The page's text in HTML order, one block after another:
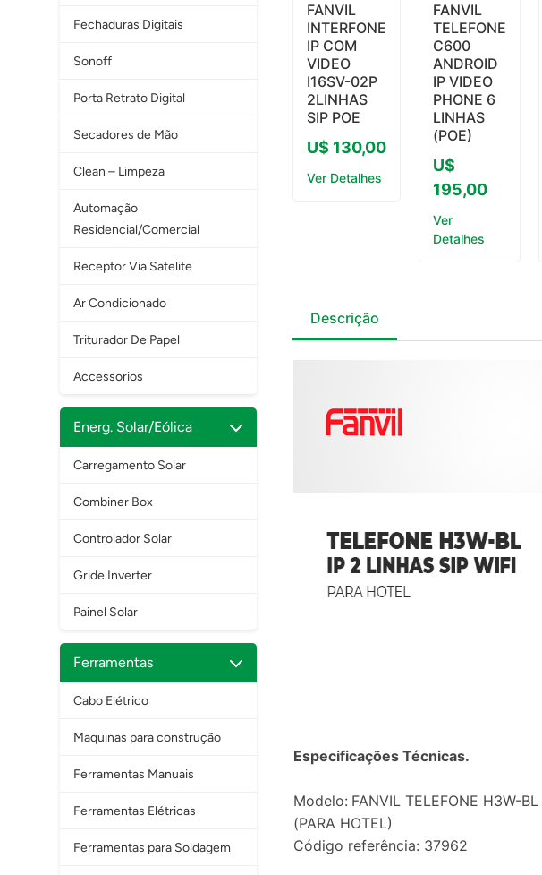
Fechaduras Digitais
Sonoff
Porta Retrato Digital
Secadores de Mão
Clean – Limpeza
Automação
Residencial/Comercial
Receptor Via Satelite
Ar Condicionado
Triturador De Papel
Accessorios
Energ. Solar/Eólica
Carregamento Solar
Combiner Box
Controlador Solar
Gride Inverter
Painel Solar
Ferramentas
Cabo Elétrico
Maquinas para construção
Ferramentas Manuais
Ferramentas Elétricas
Ferramentas para Soldagem
FANVIL
INTERFONE
IP COM
VIDEO
I16SV-02P
2LINHAS
SIP POE
U$ 130,00
Ver Detalhes
FANVIL
TELEFONE
C600
ANDROID
IP VIDEO
PHONE 6
LINHAS
(POE)
U$
195,00
Ver
Detalhes
Descrição
Especificações Técnicas.
Modelo: FANVIL TELEFONE H3W-
(PARA HOTEL)
Código referência: 37962